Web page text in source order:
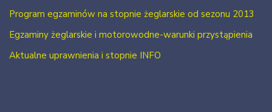
Program egzaminów na stopnie żeglarskie od sezonu 2013
Egzaminy żeglarskie i motorowodne-warunki przystąpienia
Aktualne uprawnienia i stopnie INFO